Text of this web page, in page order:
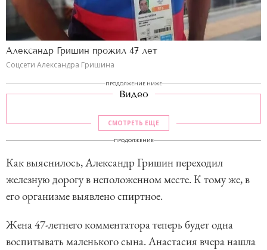
Александр Гришин прожил 47 лет
Соцсети Александра Гришина
ПРОДОЛЖЕНИЕ НИЖЕ
Видео
СМОТРЕТЬ ЕЩЕ
ПРОДОЛЖЕНИЕ
Как выяснилось, Александр Гришин переходил
железную дорогу в неположенном месте. К тому же, в
его организме выявлено спиртное.
Жена 47-летнего комментатора теперь будет одна
воспитывать маленького сына. Анастасия вчера нашла